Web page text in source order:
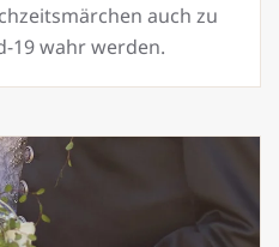
auch zu
19 wahr werden.